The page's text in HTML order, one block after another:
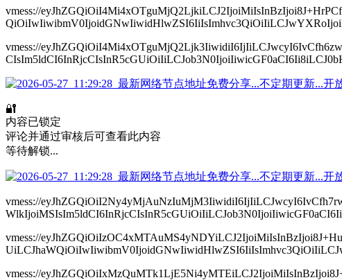
vmess://
vmess://
🔐
内容已锁定
评论并通过审核后可查看此内容
等待解锁...
vmess://
vmess://
vmess://